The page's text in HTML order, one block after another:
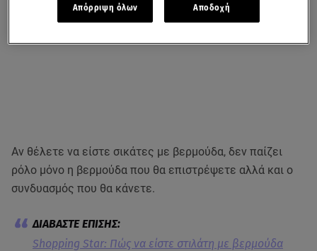
Aν θέλετε να είστε σικάτες με βερμούδα, δεν παίζει
ρόλο μόνο η βερμούδα που θα επιστρέψετε αλλά και ο
συνδυασμός που θα κάνετε.
Shopping Star: Πώς να είστε στιλάτη με βερμούδα
Απόρριψη όλων Αποδοχή